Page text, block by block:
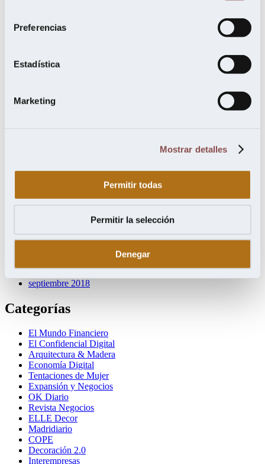
Preferencias
Estadística
Marketing
Mostrar detalles
Permitir todas
Permitir la selección
Denegar
julio 2021
noviembre 2020
septiembre 2020
mayo 2020
junio 2019
febrero 2019
septiembre 2018
Categorías
El Mundo Financiero
El Confidencial Digital
Arquitectura & Madera
Economía Digital
Tentaciones de Mujer
Expansión y Negocios
OK Diario
Revista Negocios
ELLE Decor
Madridiario
COPE
Decoración 2.0
Interempresas